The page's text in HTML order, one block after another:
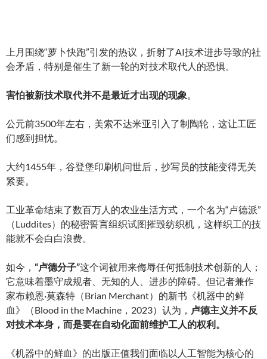
上月围绕“萝卜快跑”引发的热议，折射了AI技术进步导致的社
会矛盾，特别是催生了新一轮的对技术取代人的恐惧。
害怕被新技术取代并不是最近才出现的现象。
公元前3500年左右，美索不达米亚引入了制陶轮，这让工匠
们感到担忧。
大约1455年，谷登堡印刷机问世后，抄写员的技能变得无关
紧要。
工业革命结束了数百万人的农业生活方式，一个名为“卢德派”
（Luddites）的秘密誓言组织试图摧毁纺织机，这样织工的技
能就不会白白浪费。
如今， “卢德分子”这个词被用来侮辱任何抵制技术创新的人；
它意味着墨守成规者、无知的人、进步的障碍。但记者兼作
家布赖恩·莫森特（Brian Merchant）的新书《机器中的鲜
血》（Blood in the Machine，2023）认为， 卢德主义并不反
对技术本身，而是要在自动化面前维护工人的权利。
《机器中的鲜血》的出版正值我们面临以人工智能为核心的